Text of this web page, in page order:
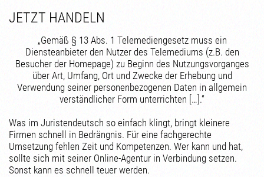
JETZT HANDELN
„Gemäß § 13 Abs. 1 Telemediengesetz muss ein
Diensteanbieter den Nutzer des Telemediums (z.B. den
Besucher der Homepage) zu Beginn des Nutzungsvorganges
über Art, Umfang, Ort und Zwecke der Erhebung und
Verwendung seiner personenbezogenen Daten in allgemein
verständlicher Form unterrichten […].“
Was im Juristendeutsch so einfach klingt, bringt kleinere
Firmen schnell in Bedrängnis. Für eine fachgerechte
Umsetzung fehlen Zeit und Kompetenzen. Wer kann und hat,
sollte sich mit seiner Online-Agentur in Verbindung setzen.
Sonst kann es schnell teuer werden.